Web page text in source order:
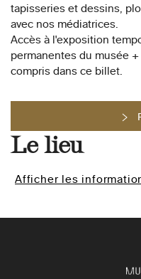
tapisseries et dessins,
avec nos médiatrices.
Accès à l'exposition
permanentes du musée
compris dans ce billet.
Le lieu
Afficher les